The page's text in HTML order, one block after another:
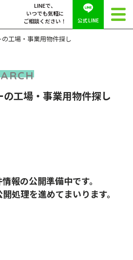
LINEで、
いつでも気軽に
ご相談ください！
公式 LINE
工場・事業用物件探し
工場・事業用物件探し
報の公開準備中です。
処理を進めてまいります。